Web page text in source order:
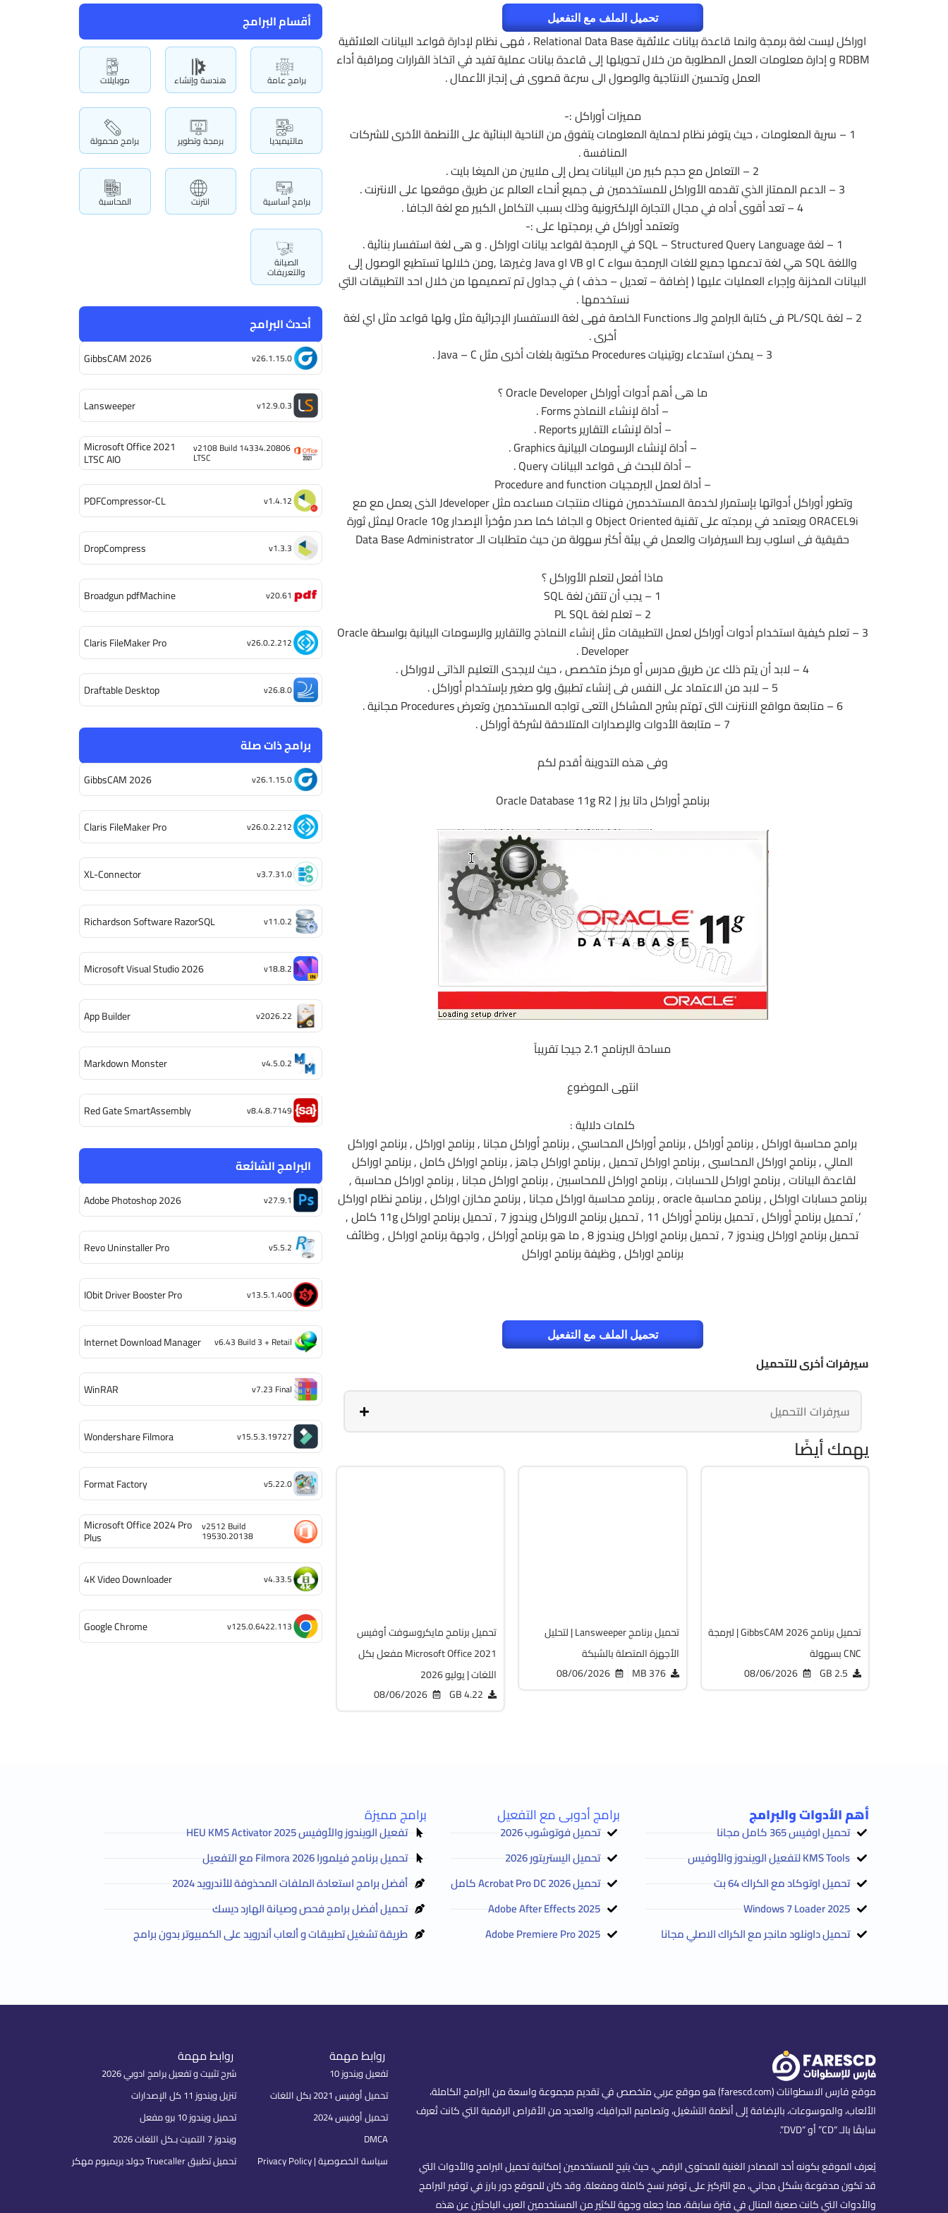
أقسام البرامج
برامج عامة هندسة وإنشاء موبايلات
مالتيميديا برمجة وتطوير برامج محمولة
برامج أساسية انترنت المحاسبة
الصيانة
والتعريفات
أحدث البرامج
GibbsCAM 2026 v26.1.15.0
Lansweeper v12.9.0.3
Microsoft Office 2021
LTSC AIO
v2108 Build 14334.20806
LTSC
PDFCompressor-CL v1.4.12
DropCompress v1.3.3
Broadgun pdfMachine v20.61
Claris FileMaker Pro v26.0.2.212
Draftable Desktop v26.8.0
برامج ذات صلة
GibbsCAM 2026 v26.1.15.0
Claris FileMaker Pro v26.0.2.212
XL-Connector v3.7.31.0
Richardson Software RazorSQL v11.0.2
Microsoft Visual Studio 2026 v18.8.2
App Builder v2026.22
Markdown Monster v4.5.0.2
Red Gate SmartAssembly v8.4.8.7149
البرامج الشائعة
Adobe Photoshop 2026 v27.9.1
Revo Uninstaller Pro v5.5.2
IObit Driver Booster Pro v13.5.1.400
Internet Download Manager v6.43 Build 3 + Retail
WinRAR v7.23 Final
Wondershare Filmora v15.5.3.19727
Format Factory v5.22.0
Microsoft Office 2024 Pro
Plus
v2512 Build
19530.20138
4K Video Downloader v4.33.5
Google Chrome v125.0.6422.113
تحميل الملف مع التفعيل
اوراكل ليست لغة برمجة وانما قاعدة بيانات علائقية Relational Data Base ، فهى نظام لإدارة قواعد البيانات العلائقية
RDBM و إدارة معلومات العمل المطلوبة من خلال تحويلها إلى قاعدة بيانات عملية تفيد في اتخاذ القرارات ومراقبة أداء
العمل وتحسين الانتاجية والوصول الى سرعة قصوى فى إنجاز الأعمال .
مميزات أوراكل :-
1 – سرية المعلومات ، حيث يتوفر نظام لحماية المعلومات يتفوق من الناحية البنائية على الأنطمة الأخرى للشركات
المنافسة .
2 – التعامل مع حجم كبير من البيانات يصل إلى ملايين من الميغا بايت .
3 – الدعم الممتاز الذي تقدمه الأوراكل للمستخدمين فى جميع أنحاء العالم عن طريق موقعها على الانترنت .
4 – تعد أقوى أداه في مجال التجارة الإلكترونية وذلك بسبب التكامل الكبير مع لغة الجافا .
وتعتمد أوراكل في برمجتها على :-
1 – لغة SQL – Structured Query Language في البرمجة لقواعد بيانات اوراكل . و هى لغة استفسار بنائية .
واللغة SQL هي لغة تدعمها جميع للغات البرمجة سواء C او VB او Java وغيرها ,ومن خلالها تستطيع الوصول إلى
البيانات المخزنة وإجراء العمليات عليها ( إضافة – تعديل – حذف ) في جداول تم تصميمها من خلال احد التطبيقات التي
نستخدمها .
2 – لغة PL/SQL فى كتابة البرامج والـ Functions الخاصة فهى لغة الاستفسار الإجرائية مثل ولها قواعد مثل اي لغة
أخرى .
3 – يمكن استدعاء روتينيات Procedures مكتوبة بلغات أخرى مثل Java – C .
ما هى أهم أدوات أوراكل Oracle Developer ؟
– أداة لإنشاء النماذج Forms .
– أداة لإنشاء التقارير Reports .
– أداة لإنشاء الرسومات البيانية Graphics .
– أداة للبحث فى قواعد البيانات Query .
– أداة لعمل البرمجيات Procedure and function
وتطور أوراكل أدواتها بإستمرار لخدمة المستخدمين فهناك منتجات مساعده مثل Jdeveloper الذى يعمل مع مع
ORACEL9i ويعتمد في برمجته على تقنية Object Oriented و الجافا كما صدر مؤخراً الإصدار Oracle 10g ليمثل ثورة
حقيقية فى اسلوب ربط السيرفرات والعمل في بيئة أكثر سهولة من حيث متطلبات الـ Data Base Administrator
ماذا أفعل لتعلم الأوراكل ؟
1 – يجب أن تتقن لغة SQL
2 – تعلم لغة PL SQL
3 – تعلم كيفية استخدام أدوات أوراكل لعمل التطبيقات مثل إنشاء النماذج والتقارير والرسومات البيانية بواسطة Oracle
Developer .
4 – لابد أن يتم ذلك عن طريق مدرس أو مركز متخصص ، حيث لايجدى التعليم الذاتى لاوراكل .
5 – لابد من الاعتماد على النفس فى إنشاء تطبيق ولو صغير بإستخدام أوراكل .
6 – متابعة مواقع الانترنت التى تهتم بشرح المشاكل التعى تواجه المستخدمين وتعرض Procedures مجانية .
7 – متابعة الأدوات والإصدارات المتلاحقة لشركة أوراكل .
وفى هذه التدوينة أقدم لكم
برنامج أوراكل داتا بيز | Oracle Database 11g R2
مساحة البرنامج 2.1 جيجا تقريباً
انتهى الموضوع
كلمات دلالية :
برامج محاسبة اوراكل , برنامج أوراكل , برنامج أوراكل المحاسبي , برنامج أوراكل مجانا , برنامج اوراكل , برنامج اوراكل
المالي , برنامج اوراكل المحاسبى , برنامج اوراكل تحميل , برنامج اوراكل جاهز , برنامج اوراكل كامل , برنامج اوراكل
لقاعدة البيانات , برنامج اوراكل للحسابات , برنامج اوراكل للمحاسبين , برنامج اوراكل مجانا , برنامج اوراكل محاسبة ,
برنامج حسابات اوراكل , برنامج محاسبة oracle , برنامج محاسبة اوراكل مجانا , برنامج مخازن اوراكل , برنامج نظام اوراكل
’, تحميل برنامج أوراكل , تحميل برنامج أوراكل 11 , تحميل برنامج الاوراكل ويندوز 7 , تحميل برنامج اوراكل 11g كامل ,
تحميل برنامج اوراكل ويندوز 7 , تحميل برنامج اوراكل ويندوز 8 , ما هو برنامج أوراكل , واجهة برنامج اوراكل , وظائف
برنامج اوراكل , وظيفة برنامج اوراكل
تحميل الملف مع التفعيل
سيرفرات أخرى للتحميل
سيرفرات التحميل
يهمك أيضًا
تحميل برنامج GibbsCAM 2026 | لبرمجة
CNC بسهولة
2.5 GB
08/06/2026
تحميل برنامج Lansweeper | لتحليل
الأجهزة المتصلة بالشبكة
376 MB
08/06/2026
تحميل برنامج مايكروسوفت أوفيس
Microsoft Office 2021 مفعل بكل
اللغات | يوليو 2026
4.22 GB
08/06/2026
أهم الأدوات والبرامج
تحميل اوفيس 365 كامل مجانا
KMS Tools لتفعيل الويندوز والأوفيس
تحميل اوتوكاد مع الكراك 64 بت
2025 Windows 7 Loader
تحميل داونلود مانجر مع الكراك الاصلي مجانا
برامج أدوبى مع التفعيل
تحميل فوتوشوب 2026
تحميل اليستريتور 2026
تحميل Acrobat Pro DC 2026 كامل
Adobe After Effects 2025
Adobe Premiere Pro 2025
برامج مميزة
تفعيل الويندوز والأوفيس HEU KMS Activator 2025
تحميل برنامج فيلمورا Filmora 2026 مع التفعيل
أفضل برامج استعادة الملفات المحذوفة للأندرويد 2024
تحميل أفضل برامج فحص وصيانة الهارد ديسك
طريقة تشغيل تطبيقات و ألعاب أندرويد على الكمبيوتر بدون برامج
موقع فارس الاسطوانات (farescd.com) هو موقع عربي متخصص في تقديم مجموعة واسعة من البرامج الكاملة،
الألعاب، والموسوعات، بالإضافة إلى أنظمة التشغيل، وتصاميم الجرافيك، والعديد من الأقراص الرقمية التي كانت تُعرف
سابقًا بالـ “CD” أو “DVD”.
يُعرف الموقع بكونه أحد المصادر الغنية للمحتوى الرقمي، حيث يتيح للمستخدمين إمكانية تحميل البرامج والأدوات التي
قد تكون مدفوعة بشكل مجاني، مع التركيز على توفير نسخ كاملة ومفعلة. وقد كان للموقع دور بارز في توفير البرامج
والأدوات التي كانت صعبة المنال في فترة سابقة، مما جعله وجهة للكثير من المستخدمين العرب الباحثين عن هذه
روابط مهمة
تفعيل ويندوز 10
تحميل أوفيس 2021 بكل اللغات
تحميل أوفيس 2024
DMCA
سياسة الخصوصية | Privacy Policy
روابط مهمة
شرح تثبيت و تفعيل برامج ادوبي 2026
تنزيل ويندوز 11 كل الإصدارات
تحميل ويندوز 10 برو مفعل
ويندوز 7 التميت بـكل اللغات 2026
تحميل تطبيق Truecaller جولد بريميوم مهكر